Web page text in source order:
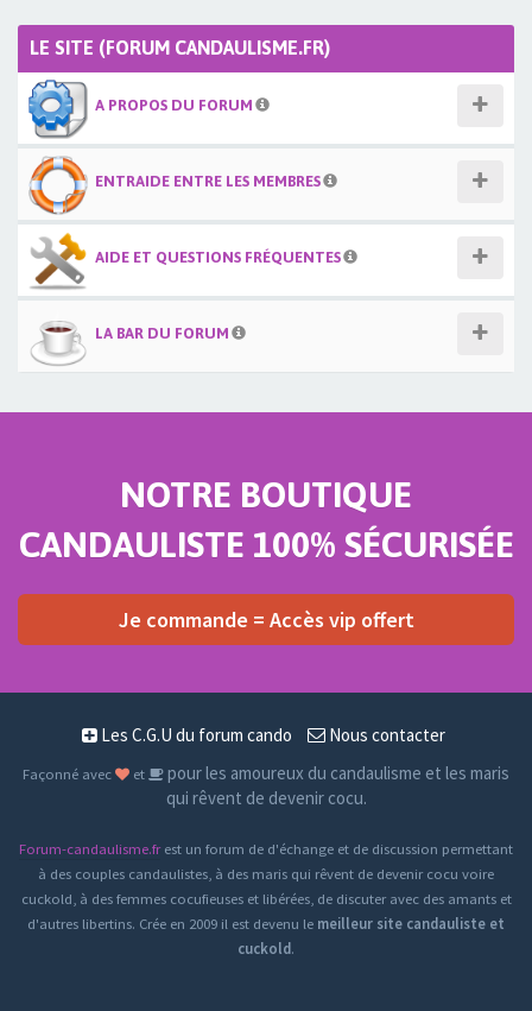
LE SITE (FORUM CANDAULISME.FR)
A PROPOS DU FORUM
ENTRAIDE ENTRE LES MEMBRES
AIDE ET QUESTIONS FRÉQUENTES
LA BAR DU FORUM
NOTRE BOUTIQUE
CANDAULISTE 100% SÉCURISÉE
Je commande = Accès vip offert
Les C.G.U du forum cando Nous contacter
Façonné avec et
pour les amoureux du candaulisme et les maris
qui rêvent de devenir cocu.
Forum-candaulisme.frest un forum de d'échange et de discussion permettant
à des couples candaulistes, à des maris qui rêvent de devenir cocu voire
cuckold, à des femmes cocufieuses et libérées, de discuter avec des amants et
d'autres libertins. Crée en 2009 il est devenu le meilleur site candauliste et
cuckold.